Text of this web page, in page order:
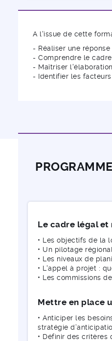
A l'issue de cette
- Réaliser une
- Comprendre le
- Maîtriser
- Identifier les
Le cadre légal
• Les objectifs de la
• Un pilotage
• Les niveaux de
• L'appel à projet :
• Les commissions
Mettre en place
• Anticiper les
stratégie
• Définir des